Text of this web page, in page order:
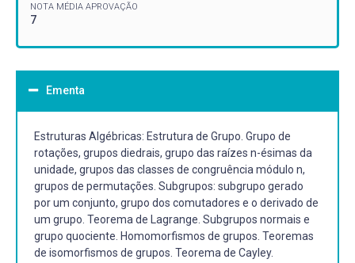
NOTA MÉDIA APROVAÇÃO
7
Ementa
Estruturas Algébricas: Estrutura de Grupo. Grupo de
rotações, grupos diedrais, grupo das raízes n-ésimas da
unidade, grupos das classes de congruência módulo n,
grupos de permutações. Subgrupos: subgrupo gerado
por um conjunto, grupo dos comutadores e o derivado de
um grupo. Teorema de Lagrange. Subgrupos normais e
grupo quociente. Homomorfismos de grupos. Teoremas
de isomorfismos de grupos. Teorema de Cayley.